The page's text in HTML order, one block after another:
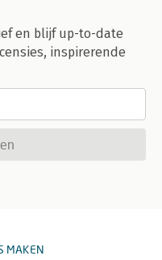
en blijf up-to-date
inspirerende
MAKEN